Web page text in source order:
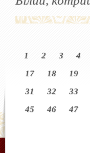
1 2 3 4
17
18 19
31
32 33
45
46 47